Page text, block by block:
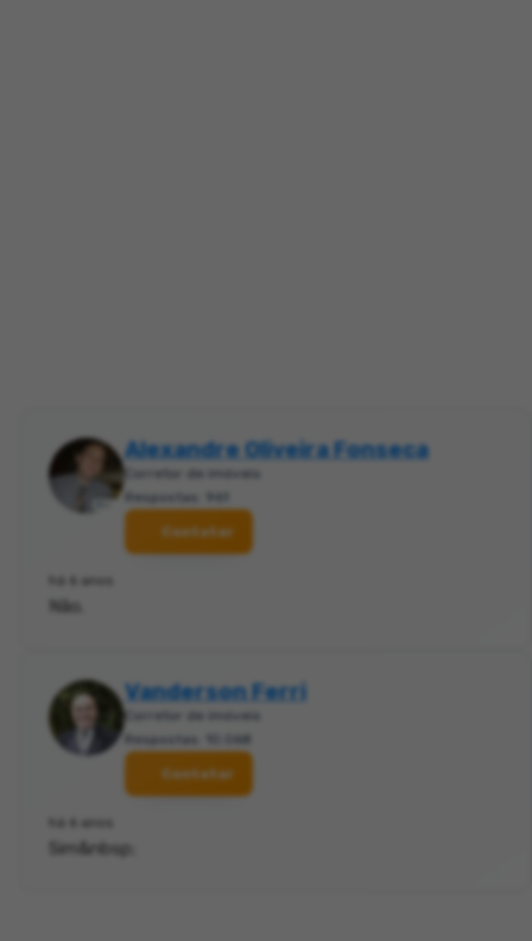
Alexandre Oliveira Fonseca
Corretor de imóveis
Respostas: 961
Contatar
há 6 anos
Não.
Vanderson Ferri
Corretor de imóveis
Respostas: 10.068
Contatar
há 6 anos
Sim&nbsp;